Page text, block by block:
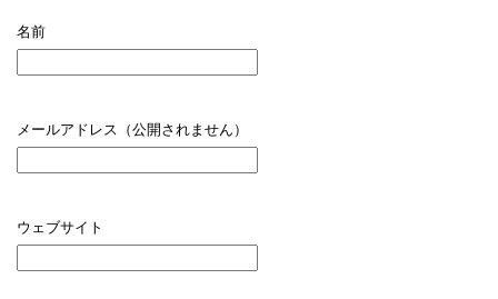
名前
メールアドレス（公開されません）
ウェブサイト